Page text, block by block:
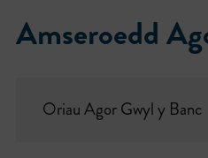
Amseroedd
Oriau Agor Gwyl y Banc